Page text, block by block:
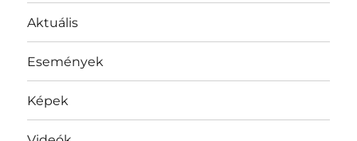
Aktuális
Események
Képek